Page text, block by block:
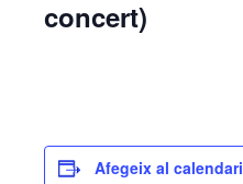
concert)
Afegeix al calendari